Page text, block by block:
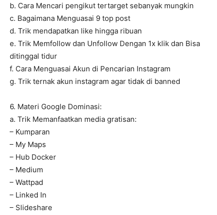
b. Cara Mencari pengikut tertarget sebanyak mungkin
c. Bagaimana Menguasai 9 top post
d. Trik mendapatkan like hingga ribuan
e. Trik Memfollow dan Unfollow Dengan 1x klik dan Bisa
ditinggal tidur
f. Cara Menguasai Akun di Pencarian Instagram
g. Trik ternak akun instagram agar tidak di banned
6. Materi Google Dominasi:
a. Trik Memanfaatkan media gratisan:
– Kumparan
– My Maps
– Hub Docker
– Medium
– Wattpad
– Linked In
– Slideshare